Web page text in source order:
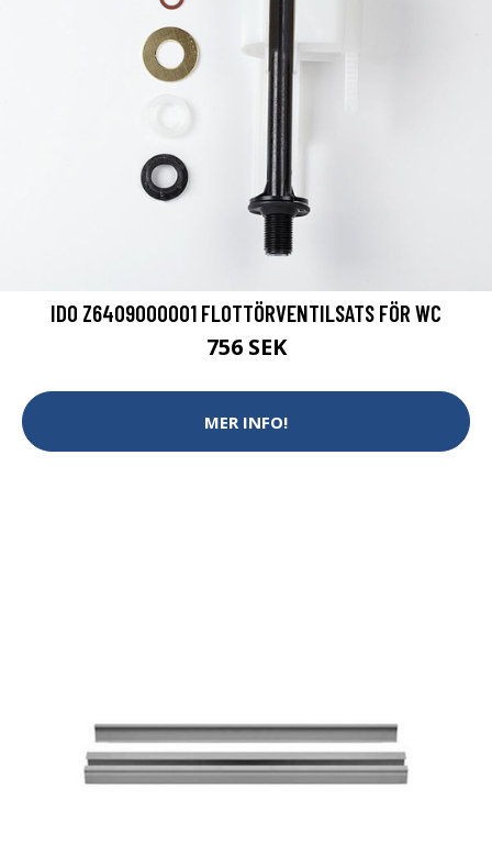
IDO Z6409000001 FLOTTÖRVENTILSATS FÖR WC
756 SEK
MER INFO!